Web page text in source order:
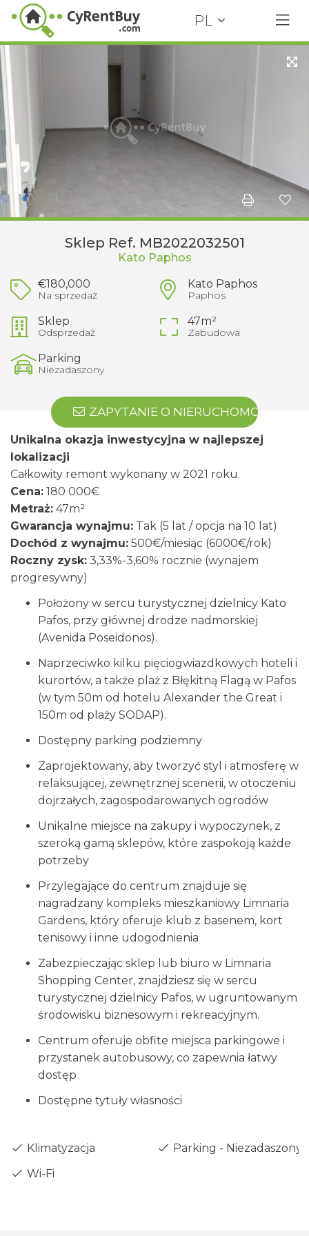
PL
Sklep Ref. MB2022032501
Kato Paphos
€180,000
Na sprzedaż
Kato Paphos
Paphos
Sklep
Odsprzedaż
47m²
Zabudowa
Parking
Niezadaszony
ZAPYTANIE O NIERUCHOMOŚĆ
Unikalna okazja inwestycyjna w najlepszej
lokalizacji
Całkowity remont wykonany w 2021 roku.
Cena: 180 000€
Metraż: 47m²
Gwarancja wynajmu: Tak (5 lat / opcja na 10 lat)
Dochód z wynajmu: 500€/miesiąc (6000€/rok)
Roczny zysk: 3,33%-3,60% rocznie (wynajem
progresywny)
Położony w sercu turystycznej dzielnicy Kato
Pafos, przy głównej drodze nadmorskiej
(Avenida Poseidonos).
Naprzeciwko kilku pięciogwiazdkowych hoteli i
kurortów, a także plaż z Błękitną Flagą w Pafos
(w tym 50m od hotelu Alexander the Great i
150m od plaży SODAP).
Dostępny parking podziemny
Zaprojektowany, aby tworzyć styl i atmosferę w
relaksującej, zewnętrznej scenerii, w otoczeniu
dojrzałych, zagospodarowanych ogrodów
Unikalne miejsce na zakupy i wypoczynek, z
szeroką gamą sklepów, które zaspokoją każde
potrzeby
Przylegające do centrum znajduje się
nagradzany kompleks mieszkaniowy Limnaria
Gardens, który oferuje klub z basenem, kort
tenisowy i inne udogodnienia
Zabezpieczając sklep lub biuro w Limnaria
Shopping Center, znajdziesz się w sercu
turystycznej dzielnicy Pafos, w ugruntowanym
środowisku biznesowym i rekreacyjnym.
Centrum oferuje obfite miejsca parkingowe i
przystanek autobusowy, co zapewnia łatwy
dostęp
Dostępne tytuły własności
Klimatyzacja
Parking - Niezadaszony
Wi-Fi